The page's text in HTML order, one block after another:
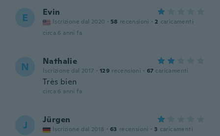
E Evin
Iscrizione dal 2020 · 58 recensioni · 2 caricamenti
circa 6 anni fa
N Nathalie
Iscrizione dal 2017 · 129 recensioni · 67 caricamenti
Très bien
circa 6 anni fa
J Jürgen
Iscrizione dal 2018 · 63 recensioni · 3 caricamenti